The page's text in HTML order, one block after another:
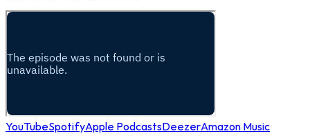
YouTubeSpotifyApple PodcastsDeezerAmazon Music